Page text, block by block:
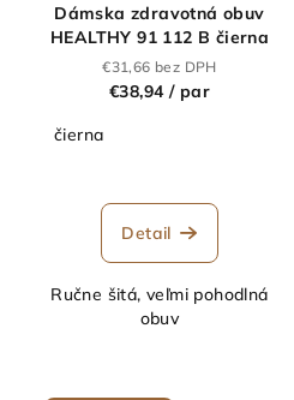
Dámska zdravotná obuv
HEALTHY 91 112 B čierna
€31,66 bez DPH
€38,94 / par
čierna
Detail
Ručne šitá, veľmi pohodlná
obuv